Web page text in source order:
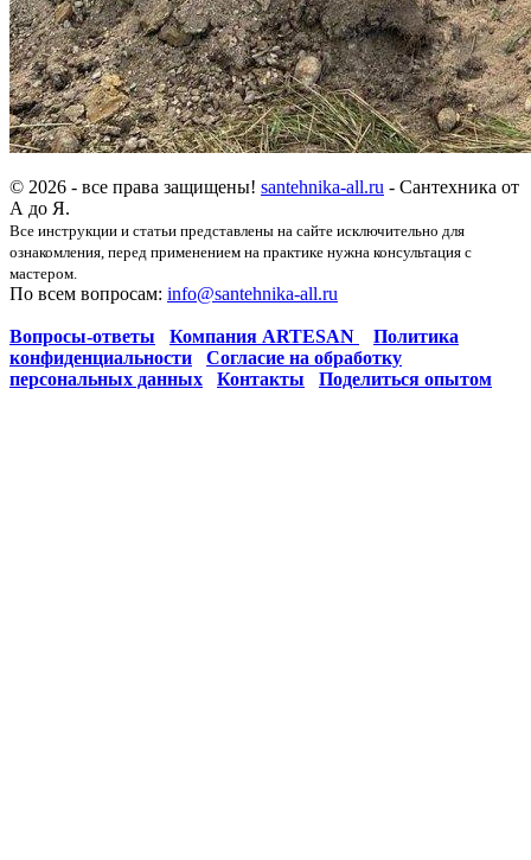
© 2026 - все права защищены! santehnika-all.ru - Сантехника от
А до Я.
Все инструкции и статьи представлены на сайте исключительно для
ознакомления, перед применением на практике нужна консультация с
мастером.
По всем вопросам: info@santehnika-all.ru
Вопросы-ответы Компания ARTESAN
Политика
конфиденциальности
Согласие на обработку
персональных данных
Контакты Поделиться опытом